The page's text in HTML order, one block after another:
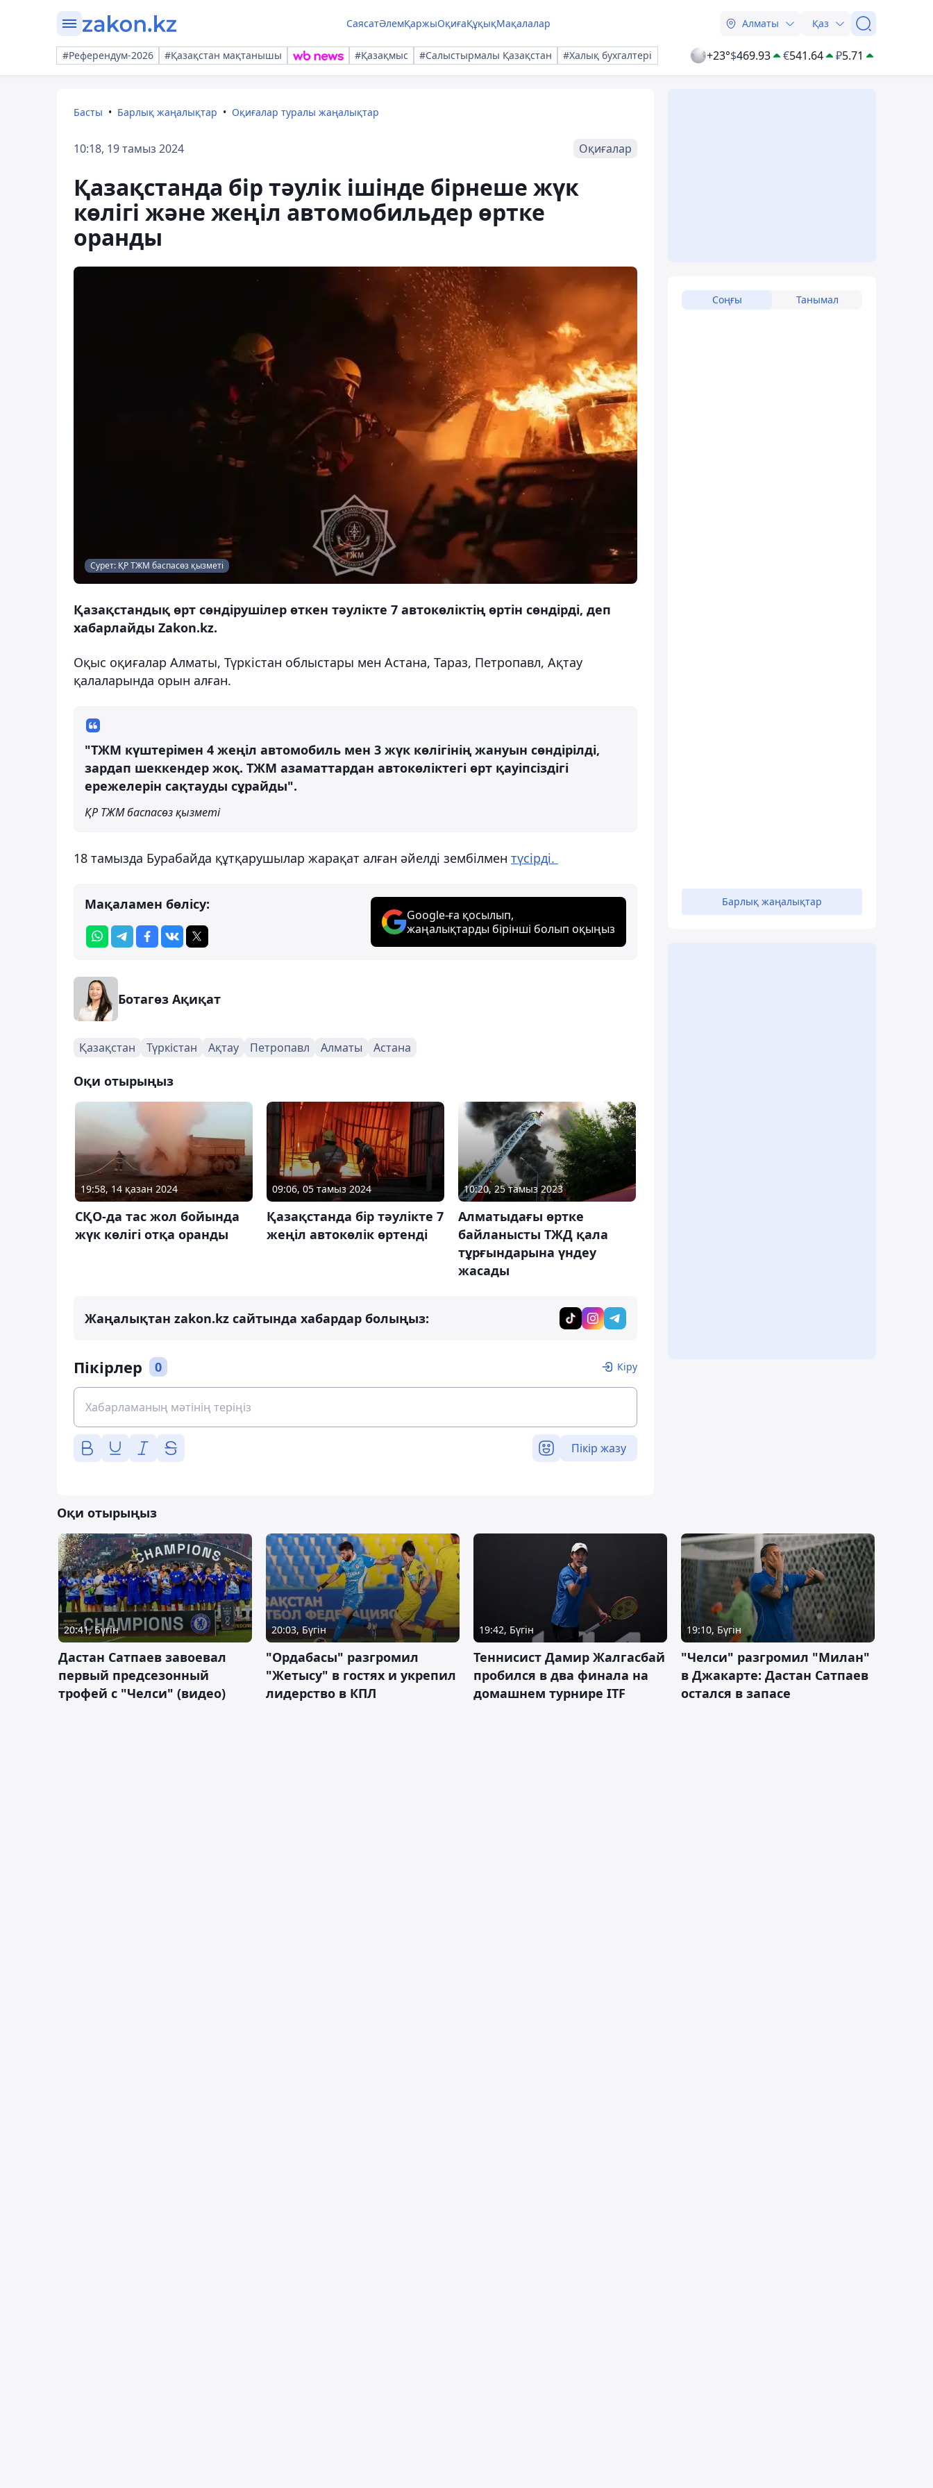
СаясатӘлемҚаржыОқиғаҚұқықМақалалар Алматы Қаз
#Референдум-2026 #Қазақстан мақтанышы #Қазақмыс #Салыстырмалы Қазақстан #Халық бухгалтері +23°$469.93 €541.64 ₽5.71
Басты Барлық жаңалықтар Оқиғалар туралы жаңалықтар
10:18, 19 тамыз 2024 Оқиғалар
Қазақстанда бір тәулік ішінде бірнеше жүк
көлігі және жеңіл автомобильдер өртке
оранды
Сурет: ҚР ТЖМ баспасөз қызметі
Қазақстандық өрт сөндірушілер өткен тәулікте 7 автокөліктің өртін сөндірді, деп
хабарлайды Zakon.kz.
Оқыс оқиғалар Алматы, Түркістан облыстары мен Астана, Тараз, Петропавл, Ақтау
қалаларында орын алған.
"ТЖМ күштерімен 4 жеңіл автомобиль мен 3 жүк көлігінің жануын сөндірілді,
зардап шеккендер жоқ. ТЖМ азаматтардан автокөліктегі өрт қауіпсіздігі
ережелерін сақтауды сұрайды".
ҚР ТЖМ баспасөз қызметі
18 тамызда Бурабайда құтқарушылар жарақат алған әйелді зембілмен түсірді.
Мақаламен бөлісу:
Google-ға қосылып,
жаңалықтарды бірінші болып оқыңыз
Ботагөз Ақиқат
Қазақстан Түркістан Ақтау Петропавл Алматы Астана
Оқи отырыңыз
19:58, 14 қазан 2024
СҚО-да тас жол бойында
жүк көлігі отқа оранды
09:06, 05 тамыз 2024
Қазақстанда бір тәулікте 7
жеңіл автокөлік өртенді
10:20, 25 тамыз 2023
Алматыдағы өртке
байланысты ТЖД қала
тұрғындарына үндеу
жасады
Жаңалықтан zakon.kz сайтында хабардар болыңыз:
Пікірлер 0 Кіру
Пікір жазу
Соңғы Танымал
Барлық жаңалықтар
Оқи отырыңыз
20:41, Бүгін
Дастан Сатпаев завоевал
первый предсезонный
трофей с "Челси" (видео)
20:03, Бүгін
"Ордабасы" разгромил
"Жетысу" в гостях и укрепил
лидерство в КПЛ
19:42, Бүгін
Теннисист Дамир Жалгасбай
пробился в два финала на
домашнем турнире ITF
19:10, Бүгін
"Челси" разгромил "Милан"
в Джакарте: Дастан Сатпаев
остался в запасе